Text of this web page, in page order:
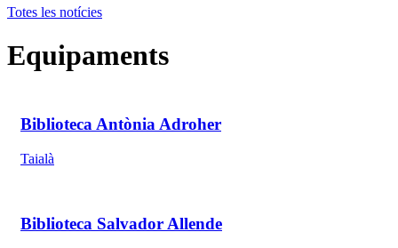
Totes les notícies
Equipaments
Biblioteca Antònia Adroher
Taialà
Biblioteca Salvador Allende